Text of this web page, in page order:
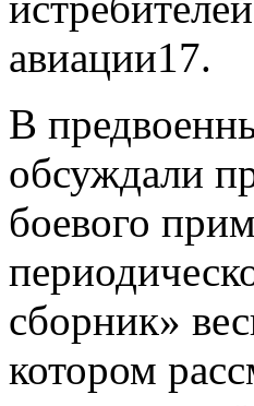
авиации17.
В
обсуждали
боевого
сборник»
котором